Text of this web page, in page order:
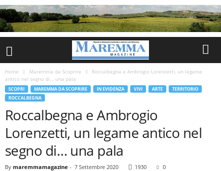
Home Maremma da Scoprire
Roccalbegna e Ambrogio Lorenzetti, un legame
antico nel segno di… una pala
SCOPRI MAREMMA DA SCOPRIRE IN EVIDENZA VIVI ARTE
TERRITORIO
ROCCALBEGNA
Roccalbegna e Ambrogio
Lorenzetti, un legame antico nel
segno di… una pala
By maremmamagazine - 7 Settembre 2020 1930 0